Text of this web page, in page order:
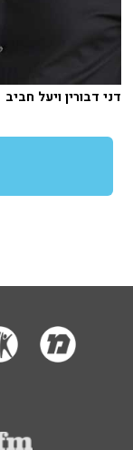
דני דבורין ויעל חביב